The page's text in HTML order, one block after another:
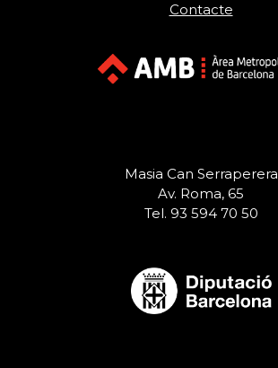
Contacte
Masia Can Serraperera
Av. Roma, 65
Tel. 93 594 70 50